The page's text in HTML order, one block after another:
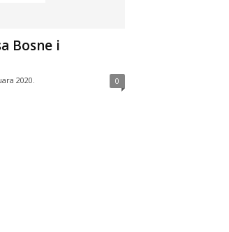
Bosne i
2020. 0